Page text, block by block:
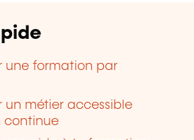
une formation par
un métier accessible
continue